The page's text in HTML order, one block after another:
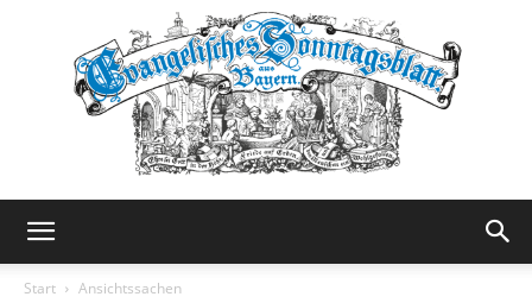
Start Ansichtssachen